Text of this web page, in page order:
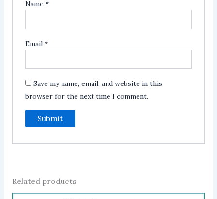
Name*
Email*
Save my name, email, and website in this
browser for the next time I comment.
Related products